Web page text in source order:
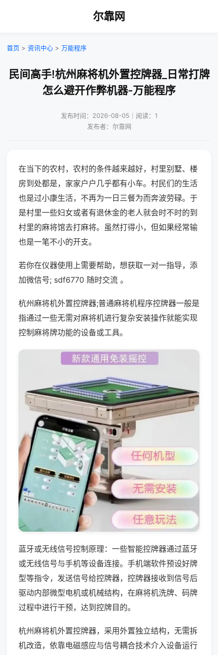
尔靠网
首页 > 资讯中心 > 万能程序
民间高手!杭州麻将机外置控牌器_日常打牌
怎么避开作弊机器-万能程序
发布时间：2026-08-05｜阅读：1
发布者：尔靠网
在当下的农村，农村的条件越来越好，村里别墅、楼
房到处都是，家家户户几乎都有小车。村民们的生活
也是过小康生活，不再为一日三餐为而奔波劳碌。于
是村里一些妇女或者有退休金的老人就会时不时的到
村里的麻将馆去打麻将。虽然打得小，但如果经常输
也是一笔不小的开支。
若你在仪器使用上需要帮助，想获取一对一指导，添
加微信号; sdf6770 随时交流 。
杭州麻将机外置控牌器;普通麻将机程序控牌器一般是
指通过一些无需对麻将机进行复杂安装操作就能实现
控制麻将牌功能的设备或工具。
蓝牙或无线信号控制原理：一些智能控牌器通过蓝牙
或无线信号与手机等设备连接。手机端软件预设好牌
型等指令，发送信号给控牌器，控牌器接收到信号后
驱动内部微型电机或机械结构，在麻将机洗牌、码牌
过程中进行干预，达到控牌目的。
杭州麻将机外置控牌器，采用外置独立结构，无需拆
机改造，依靠电磁感应与信号耦合技术介入设备运行